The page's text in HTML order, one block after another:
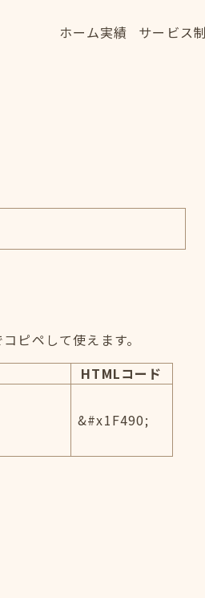
ホーム実績
サービス
ピペして使えます。
HTMLコード
&#x1F490;